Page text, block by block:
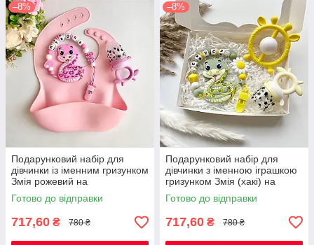
–8%
Подарунковий набір для
дівчинки із іменним гризунком
Змія рожевий на
народження, хрестини,
виписку, півроку
Готово до відправки
717,60 ₴ 780 ₴
–8%
Подарунковий набір для
дівчинки з іменною іграшкою
гризунком Змія (хакі) на
виписку, хрестини, півроку
Готово до відправки
717,60 ₴ 780 ₴